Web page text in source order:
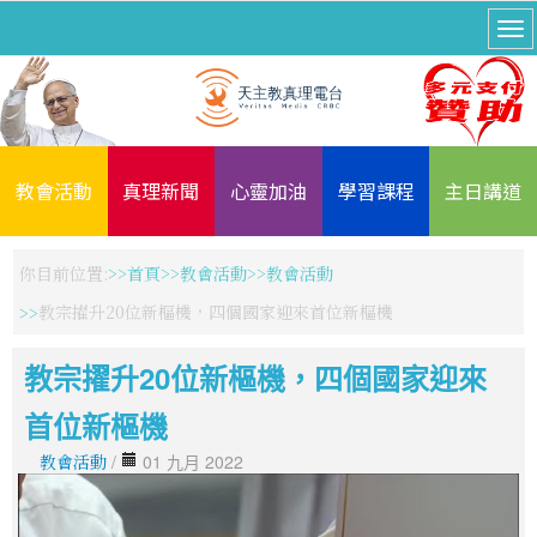
教會活動 真理新聞 心靈加油 學習課程 主日講道
你目前位置: 首頁 教會活動
教會活動
教宗擢升20位新樞機，四個國家迎來首位新樞機
教宗擢升20位新樞機，四個國家迎來
首位新樞機
教會活動 / 01 九月 2022